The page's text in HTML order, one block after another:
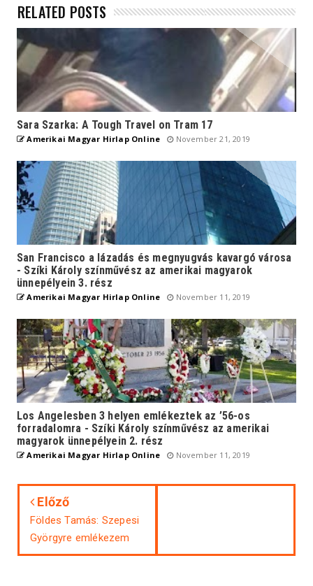
RELATED POSTS
Sara Szarka: A Tough Travel on Tram 17
Amerikai Magyar Hirlap Online November 21, 2019
San Francisco a lázadás és megnyugvás kavargó városa
- Szíki Károly színművész az amerikai magyarok
ünnepélyein 3. rész
Amerikai Magyar Hirlap Online November 11, 2019
Los Angelesben 3 helyen emlékeztek az ’56-os
forradalomra - Szíki Károly színművész az amerikai
magyarok ünnepélyein 2. rész
Amerikai Magyar Hirlap Online November 11, 2019
Előző
Földes Tamás: Szepesi
Györgyre emlékezem